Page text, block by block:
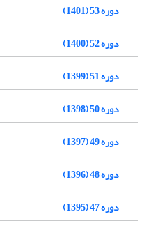
دوره 53 (1401)
دوره 52 (1400)
دوره 51 (1399)
دوره 50 (1398)
دوره 49 (1397)
دوره 48 (1396)
دوره 47 (1395)